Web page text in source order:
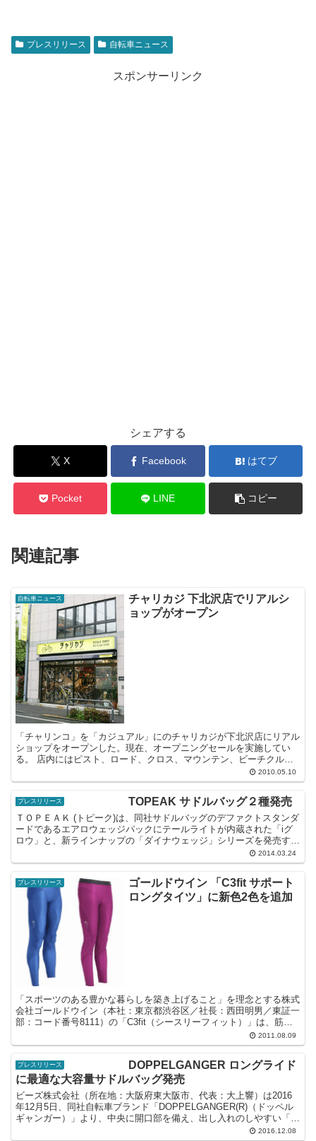
プレスリリース 自転車ニュース
スポンサーリンク
シェアする
X Facebook はてブ
Pocket LINE コピー
関連記事
自転車ニュース
チャリカジ 下北沢店でリアルシ
ョップがオープン
「チャリンコ」を「カジュアル」にのチャリカジが下北沢店にリアル
ショップをオープンした。現在、オープニングセールを実施してい
る。 店内にはピスト、ロード、クロス、マウンテン、ビーチクルー
ザー、ママチャリまで、下北沢の地域密着とカスタム好きなチ...
2010.05.10
プレスリリース TOPEAK サドルバッグ２種発売
ＴＯＰＥＡＫ (トピーク)は、同社サドルバッグのデファクトスタンダ
ードであるエアロウェッジパックにテールライトが内蔵された「iグ
ロウ」と、新ラインナップの「ダイナウェッジ」シリーズを発売す
2014.03.24
プレスリリース
ゴールドウイン 「C3fit サポート
ロングタイツ」に新色2色を追加
「スポーツのある豊かな暮らしを築き上げること」を理念とする株式
会社ゴールドウイン（本社：東京都渋谷区／社長：西田明男／東証一
部：コード番号8111）の「C3fit（シースリーフィット）」は、筋
2011.08.09
プレスリリース
DOPPELGANGER ロングライド
に最適な大容量サドルバッグ発売
ビーズ株式会社（所在地：大阪府東大阪市、代表：大上響）は2016
年12月5日、同社自転車ブランド「DOPPELGANGER(R)（ドッペル
ギャンガー）」より、中央に開口部を備え、出し入れのしやすい「大
2016.12.08